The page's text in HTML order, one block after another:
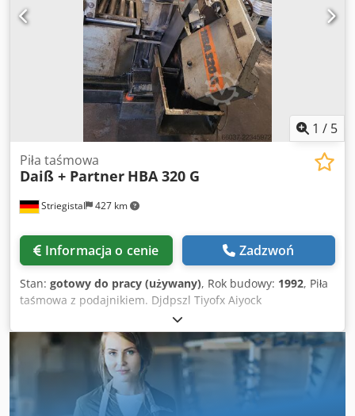
1 / 5
Striegistal 427 km
Piła taśmowa
Daiß + Partner HBA 320 G
Informacja o cenie Zadzwoń
Stan: gotowy do pracy (używany), Rok budowy: 1992, Piła
taśmowa z podajnikiem. Djdpszl Tiyofx Aiyock